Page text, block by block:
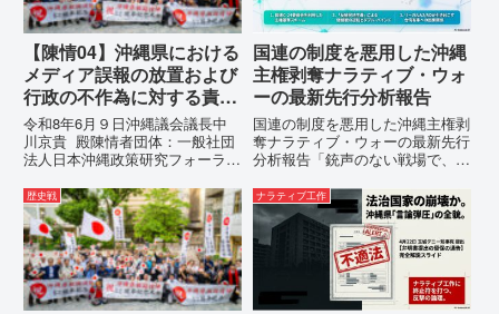
【陳情04】沖縄県における
メディア誤報の放置および
行政の不作為に対する責任
追及と再発防止策を求める
陳情
令和8年6月９日沖縄議会議長中
川京貴 殿陳情者団体：一般社団
法人日本沖縄政策研究フォーラム
所：沖縄県那覇市電 話：080-
【陳情03】沖縄県におけるメデ
ィア誤報の放置および行政の不作
為に対する責任追及と再発防...
国連の制度を悪用した沖縄
主権剥奪ナラティブ・ウォ
ーの最新先行分析報告
国連の制度を悪用した沖縄主権剥
奪ナラティブ・ウォーの最新先行
分析報告「銃声のない戦場で、日
いる。」現代の戦争は、ミサイル
が飛来する以前に始まっていま
す。国連という国際的な舞台で、
巧妙な「言説（ナラティブ）」が
歴史戦 ナラティブ工作